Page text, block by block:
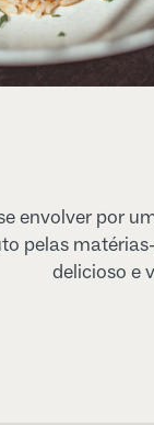
envolver por
pelas
delicioso e